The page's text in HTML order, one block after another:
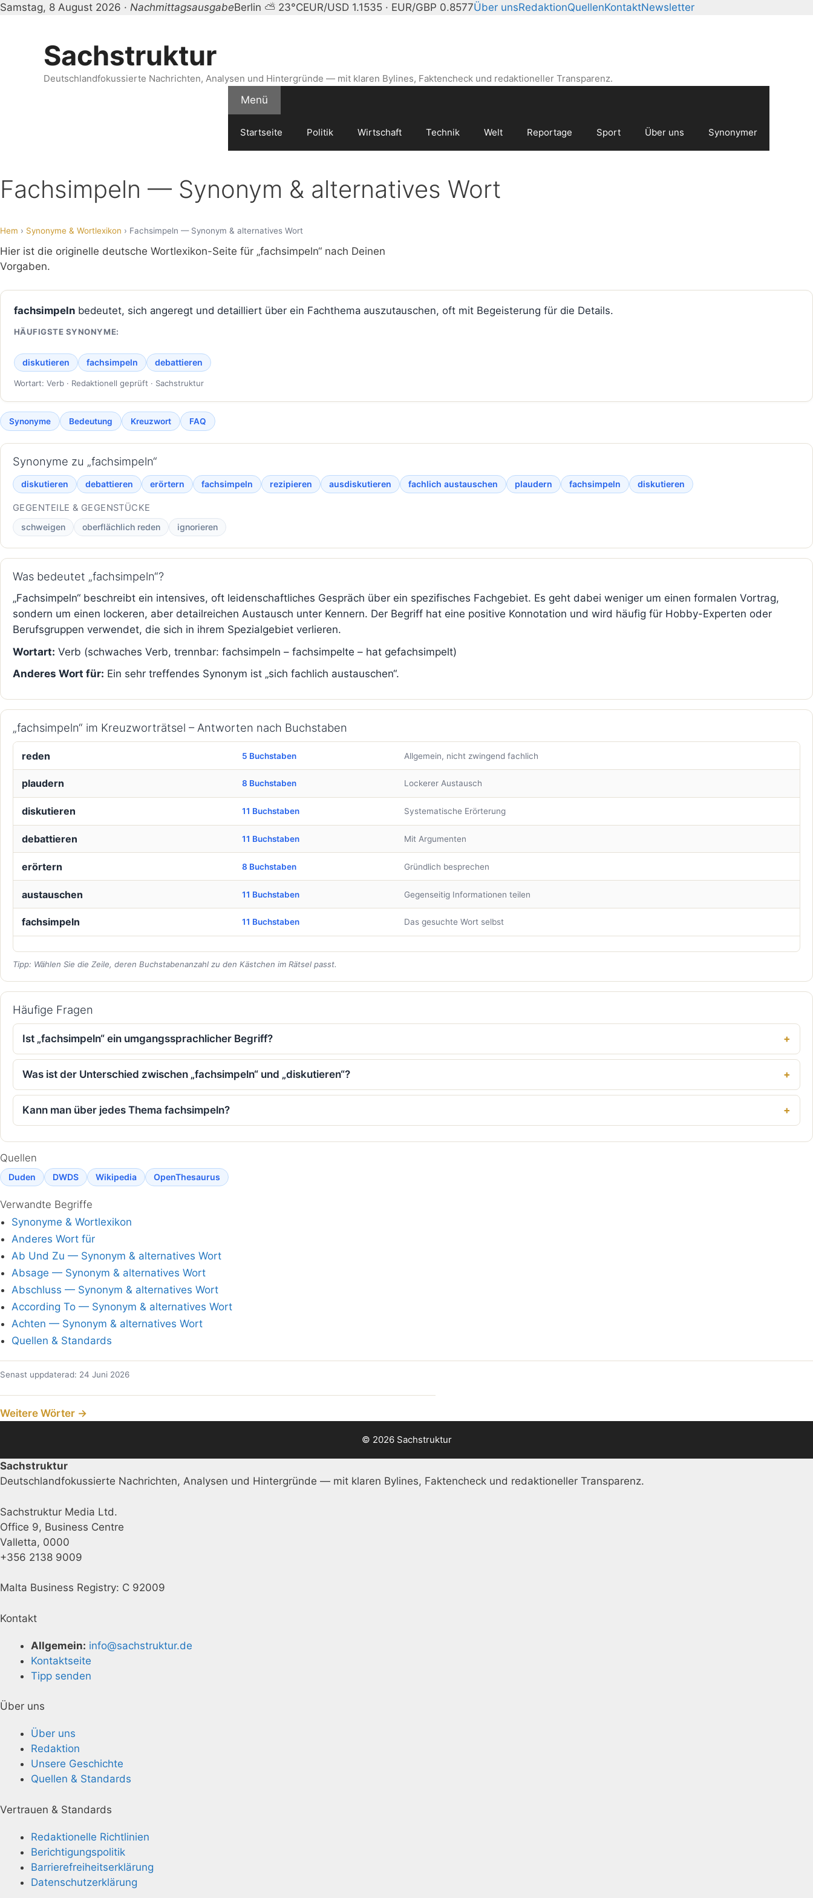
Samstag, 8 August 2026 · NachmittagsausgabeBerlin ⛅ 23°CEUR/USD 1.1535 · EUR/GBP 0.8577Über unsRedaktionQuellenKontaktNewsletter
Sachstruktur
Deutschlandfokussierte Nachrichten, Analysen und Hintergründe — mit klaren Bylines, Faktencheck und redaktioneller Transparenz.
Menü
Startseite Politik Wirtschaft Technik Welt Reportage Sport Über uns Synonymer
Fachsimpeln — Synonym & alternatives Wort
Hem › Synonyme & Wortlexikon › Fachsimpeln — Synonym & alternatives Wort
Hier ist die originelle deutsche Wortlexikon-Seite für „fachsimpeln“ nach Deinen
Vorgaben.
fachsimpelnbedeutet, sich angeregt und detailliert über ein Fachthema auszutauschen, oft mit Begeisterung für die Details.
HÄUFIGSTE SYNONYME:
diskutieren fachsimpeln debattieren
Wortart: Verb · Redaktionell geprüft · Sachstruktur
Synonyme Bedeutung Kreuzwort FAQ
Synonyme zu „fachsimpeln“
diskutieren debattieren erörtern fachsimpeln rezipieren ausdiskutieren fachlich austauschen plaudern fachsimpeln diskutieren
GEGENTEILE & GEGENSTÜCKE
schweigen oberflächlich reden ignorieren
Was bedeutet „fachsimpeln“?
„Fachsimpeln“ beschreibt ein intensives, oft leidenschaftliches Gespräch über ein spezifisches Fachgebiet. Es geht dabei weniger um einen formalen Vortrag,
sondern um einen lockeren, aber detailreichen Austausch unter Kennern. Der Begriff hat eine positive Konnotation und wird häufig für Hobby-Experten oder
Berufsgruppen verwendet, die sich in ihrem Spezialgebiet verlieren.
Wortart: Verb (schwaches Verb, trennbar: fachsimpeln – fachsimpelte – hat gefachsimpelt)
Anderes Wort für: Ein sehr treffendes Synonym ist „sich fachlich austauschen“.
„fachsimpeln“ im Kreuzworträtsel – Antworten nach Buchstaben
reden 5 Buchstaben Allgemein, nicht zwingend fachlich
plaudern 8 Buchstaben Lockerer Austausch
diskutieren 11 Buchstaben Systematische Erörterung
debattieren 11 Buchstaben Mit Argumenten
erörtern 8 Buchstaben Gründlich besprechen
austauschen 11 Buchstaben Gegenseitig Informationen teilen
fachsimpeln 11 Buchstaben Das gesuchte Wort selbst
Tipp: Wählen Sie die Zeile, deren Buchstabenanzahl zu den Kästchen im Rätsel passt.
Häufige Fragen
Ist „fachsimpeln“ ein umgangssprachlicher Begriff?
Was ist der Unterschied zwischen „fachsimpeln“ und „diskutieren“?
Kann man über jedes Thema fachsimpeln?
Quellen
Duden DWDS Wikipedia OpenThesaurus
Verwandte Begriffe
Synonyme & Wortlexikon
Anderes Wort für
Ab Und Zu — Synonym & alternatives Wort
Absage — Synonym & alternatives Wort
Abschluss — Synonym & alternatives Wort
According To — Synonym & alternatives Wort
Achten — Synonym & alternatives Wort
Quellen & Standards
Senast uppdaterad: 24 Juni 2026
Weitere Wörter →
© 2026 Sachstruktur
Sachstruktur
Deutschlandfokussierte Nachrichten, Analysen und Hintergründe — mit klaren Bylines, Faktencheck und redaktioneller Transparenz.
Sachstruktur Media Ltd.
Office 9, Business Centre
Valletta, 0000
+356 2138 9009
Malta Business Registry: C 92009
Kontakt
Allgemein: info@sachstruktur.de
Kontaktseite
Tipp senden
Über uns
Über uns
Redaktion
Unsere Geschichte
Quellen & Standards
Vertrauen & Standards
Redaktionelle Richtlinien
Berichtigungspolitik
Barrierefreiheitserklärung
Datenschutzerklärung